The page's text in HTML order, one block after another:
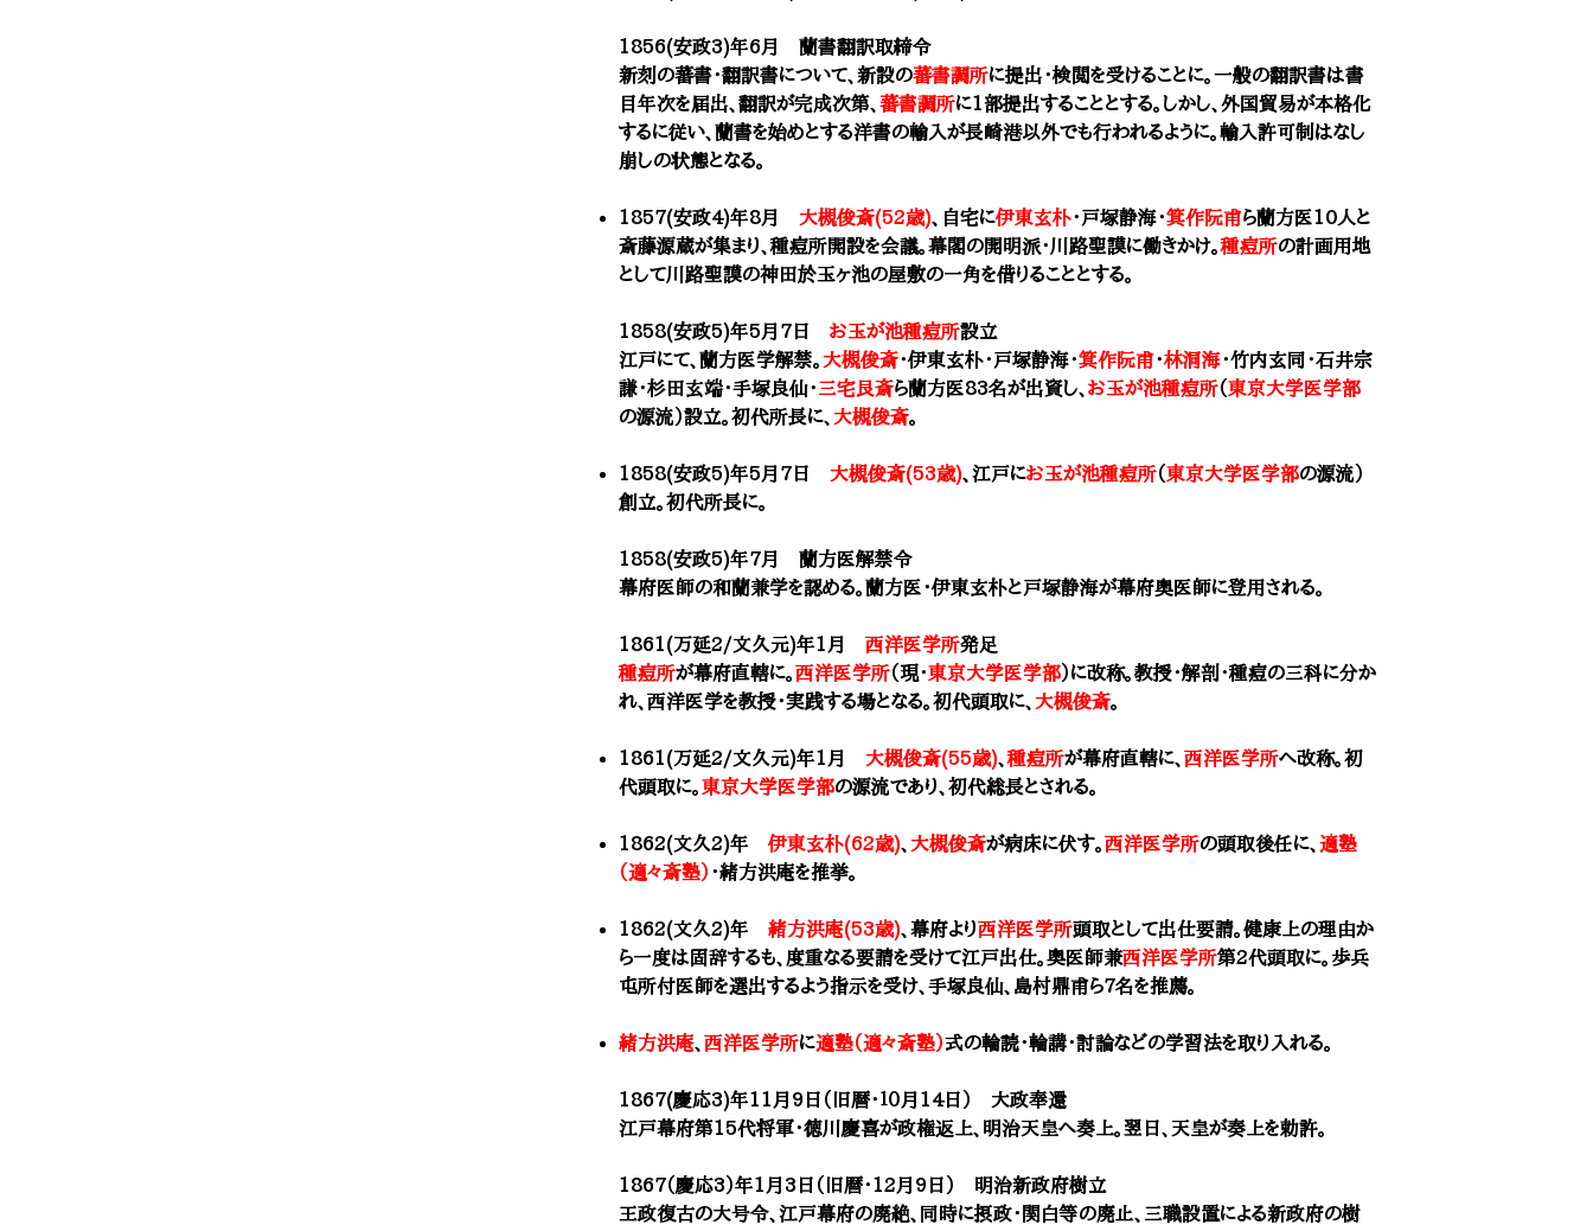
1856(安政3)年6月 蘭書翻訳取締令
新刻の蕃書・翻訳書について、新設の蕃書調所に提出・検閲を受けることに。一般の翻訳書は書
目年次を届出、翻訳が完成次第、 蕃書調所に1部提出することとする。しかし、外国貿易が本格化
するに従い、蘭書を始めとする洋書の輸入が長崎港以外でも行われるように。輸入許可制はなし
崩しの状態となる。
1857(安政4)年8月 大槻俊斎(52歳)、自宅に伊東玄朴・戸塚静海・箕作阮甫ら蘭方医10人と
斎藤源蔵が集まり、種痘所開設を会議。幕閣の開明派・川路聖謨に働きかけ。種痘所の計画用地
として川路聖謨の神田於玉ヶ池の屋敷の一角を借りることとする。
1858(安政5)年5月7日 お玉が池種痘所設立
江戸にて、蘭方医学解禁。 大槻俊斎・伊東玄朴・戸塚静海・箕作阮甫・林洞海・竹内玄同・石井宗
謙・杉田玄端・手塚良仙・三宅艮斎ら蘭方医83名が出資し、 お玉が池種痘所（東京大学医学部
の源流）設立。初代所長に、 大槻俊斎。
1858(安政5)年5月7日 大槻俊斎(53歳)、江戸にお玉が池種痘所（東京大学医学部の源流）
創立。初代所長に。
1858(安政5)年7月 蘭方医解禁令
幕府医師の和蘭兼学を認める。蘭方医・伊東玄朴と戸塚静海が幕府奧医師に登用される。
1861(万延2/文久元)年1月 西洋医学所発足
種痘所が幕府直轄に。西洋医学所（現・東京大学医学部）に改称。教授・解剖・種痘の三科に分か
れ、西洋医学を教授・実践する場となる。初代頭取に、 大槻俊斎。
1861(万延2/文久元)年1月 大槻俊斎(55歳)、種痘所が幕府直轄に、 西洋医学所へ改称。初
代頭取に。東京大学医学部の源流であり、初代総長とされる。
1862(文久2)年 伊東玄朴(62歳)、 大槻俊斎が病床に伏す。西洋医学所の頭取後任に、 適塾
（適々斎塾） ・緒方洪庵を推挙。
1862(文久2)年 緒方洪庵(53歳)、幕府より西洋医学所頭取として出仕要請。健康上の理由か
ら一度は固辞するも、度重なる要請を受けて江戸出仕。奥医師兼西洋医学所第2代頭取に。歩兵
屯所付医師を選出するよう指示を受け、手塚良仙、 島村鼎甫ら7名を推薦。
緒方洪庵、 西洋医学所に適塾（適々斎塾）式の輪読・輪講・討論などの学習法を取り入れる。
1867(慶応3)年11月9日（旧暦・１０月14日） 大政奉還
江戸幕府第15代将軍・徳川慶喜が政権返上、明治天皇へ奏上。翌日、天皇が奏上を勅許。
1867（慶応3）年1月3日（旧暦・12月9日） 明治新政府樹立
王政復古の大号令、江戸幕府の廃絶、同時に摂政・関白等の廃止、三職設置による新政府の樹